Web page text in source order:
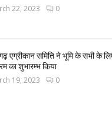
22, 2023 0
एग्रीकान समिति ने भूमि के सभी के
का शुभारम्भ किया
19, 2023 0